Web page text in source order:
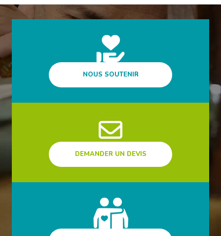
NOUS SOUTENIR
DEMANDER UN DEVIS